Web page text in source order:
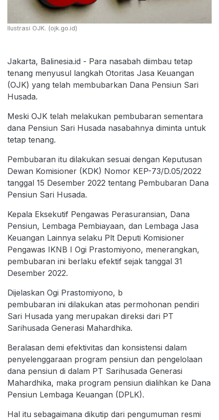
Ilustrasi OJK. (ojk.go.id)
Jakarta, Balinesia.id - Para nasabah diimbau tetap
tenang menyusul langkah Otoritas Jasa Keuangan
(OJK) yang telah membubarkan Dana Pensiun Sari
Husada.
Meski OJK telah melakukan pembubaran sementara
dana Pensiun Sari Husada nasabahnya diminta untuk
tetap tenang.
Pembubaran itu dilakukan sesuai dengan Keputusan
Dewan Komisioner (KDK) Nomor KEP-73/D.05/2022
tanggal 15 Desember 2022 tentang Pembubaran Dana
Pensiun Sari Husada.
Kepala Eksekutif Pengawas Perasuransian, Dana
Pensiun, Lembaga Pembiayaan, dan Lembaga Jasa
Keuangan Lainnya selaku Plt Deputi Komisioner
Pengawas IKNB I Ogi Prastomiyono, menerangkan,
pembubaran ini berlaku efektif sejak tanggal 31
Desember 2022.
Dijelaskan Ogi Prastomiyono, b
pembubaran ini dilakukan atas permohonan pendiri
Sari Husada yang merupakan direksi dari PT
Sarihusada Generasi Mahardhika.
Beralasan demi efektivitas dan konsistensi dalam
penyelenggaraan program pensiun dan pengelolaan
dana pensiun di dalam PT Sarihusada Generasi
Mahardhika, maka program pensiun dialihkan ke Dana
Pensiun Lembaga Keuangan (DPLK).
Hal itu sebagaimana dikutip dari pengumuman resmi